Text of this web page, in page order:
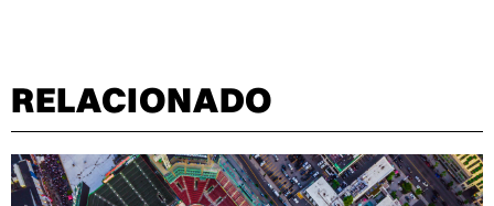
RELACIONADO